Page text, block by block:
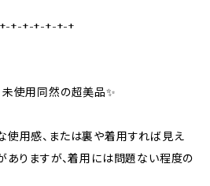
+-+-+-+-+-+
未使用同然の超美品✨
使用感、または裏や着用すれば見え
ありますが、着用には問題ない程度の